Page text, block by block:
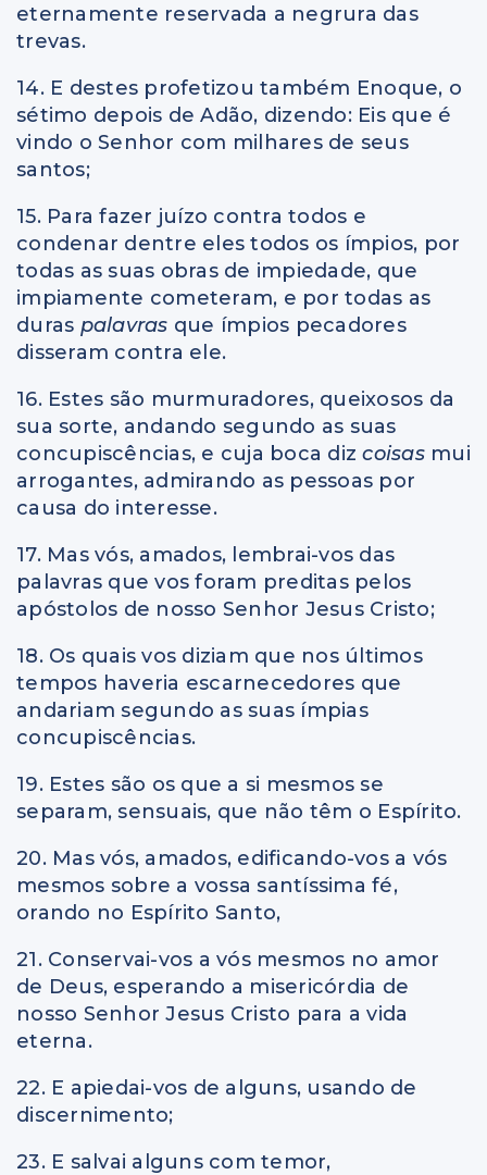
eternamente reservada a negrura das
trevas.
14. E destes profetizou também Enoque, o
sétimo depois de Adão, dizendo: Eis que é
vindo o Senhor com milhares de seus
santos;
15. Para fazer juízo contra todos e
condenar dentre eles todos os ímpios, por
todas as suas obras de impiedade, que
impiamente cometeram, e por todas as
duras palavras que ímpios pecadores
disseram contra ele.
16. Estes são murmuradores, queixosos da
sua sorte, andando segundo as suas
concupiscências, e cuja boca dizcoisas mui
arrogantes, admirando as pessoas por
causa do interesse.
17. Mas vós, amados, lembrai-vos das
palavras que vos foram preditas pelos
apóstolos de nosso Senhor Jesus Cristo;
18. Os quais vos diziam que nos últimos
tempos haveria escarnecedores que
andariam segundo as suas ímpias
concupiscências.
19. Estes são os que a si mesmos se
separam, sensuais, que não têm o Espírito.
20. Mas vós, amados, edificando-vos a vós
mesmos sobre a vossa santíssima fé,
orando no Espírito Santo,
21. Conservai-vos a vós mesmos no amor
de Deus, esperando a misericórdia de
nosso Senhor Jesus Cristo para a vida
eterna.
22. E apiedai-vos de alguns, usando de
discernimento;
23. E salvai alguns com temor,